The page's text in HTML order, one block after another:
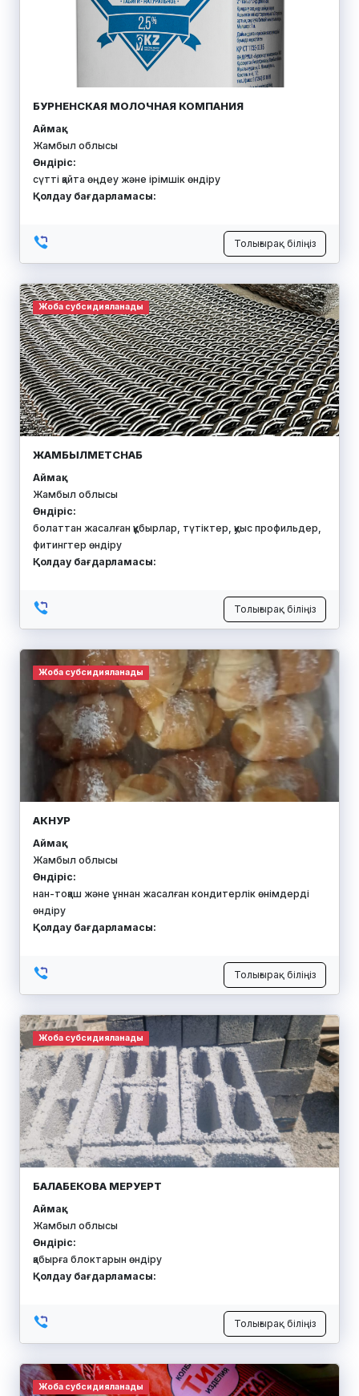
БУРНЕНСКАЯ МОЛОЧНАЯ КОМПАНИЯ
Аймақ:
Жамбыл облысы
Өндіріс:
сүтті қайта өңдеу және ірімшік өндіру
Қолдау бағдарламасы:
Толығырақ біліңіз
Жоба субсидияланады
ЖАМБЫЛМЕТСНАБ
Аймақ:
Жамбыл облысы
Өндіріс:
болаттан жасалған құбырлар, түтіктер, қуыс профильдер,
фитингтер өндіру
Қолдау бағдарламасы:
Толығырақ біліңіз
Жоба субсидияланады
АКНУР
Аймақ:
Жамбыл облысы
Өндіріс:
нан-тоқаш және ұннан жасалған кондитерлік өнімдерді
өндіру
Қолдау бағдарламасы:
Толығырақ біліңіз
Жоба субсидияланады
БАЛАБЕКОВА МЕРУЕРТ
Аймақ:
Жамбыл облысы
Өндіріс:
қабырға блоктарын өндіру
Қолдау бағдарламасы:
Толығырақ біліңіз
Жоба субсидияланады